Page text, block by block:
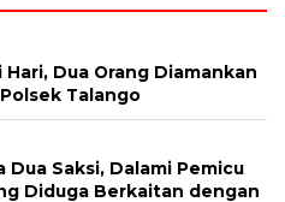
Dua Orang Diamankan
Talango
Saksi, Dalami Pemicu
Diduga Berkaitan dengan